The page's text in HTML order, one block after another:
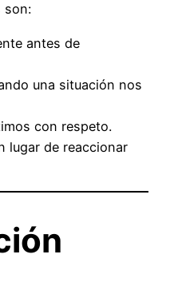
son:
antes de
una situación nos
con respeto.
lugar de reaccionar